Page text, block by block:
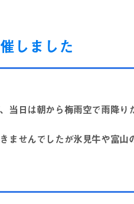
しました
当日は朝から梅雨空で雨降り
ませんでしたが氷見牛や富